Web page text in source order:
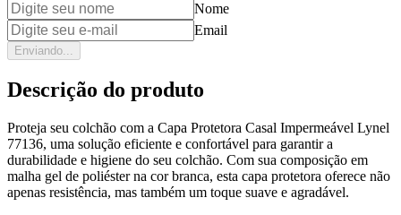
Nome
Email
Enviando...
Descrição do produto
Proteja seu colchão com a Capa Protetora Casal Impermeável Lynel
77136, uma solução eficiente e confortável para garantir a
durabilidade e higiene do seu colchão. Com sua composição em
malha gel de poliéster na cor branca, esta capa protetora oferece não
apenas resistência, mas também um toque suave e agradável.